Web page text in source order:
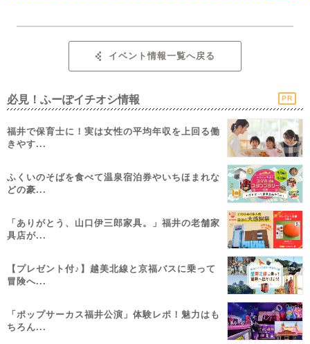
イベント情報一覧へ戻る
必見！ふーぽイチオシ情報 PR
福井で保育士に！実は女性の平均年収を上回る働
きやす...
ふくいのそばを食べて温泉宿泊券やいちほまれな
どの豪...
「ありがとう、山口伊三郎家具。」福井の老舗家
具店が...
【プレゼント付♪】越美北線と京福バスに乗って
冒険へ...
「ポップサーカス福井公演」体験レポ！魅力はも
ちろん...